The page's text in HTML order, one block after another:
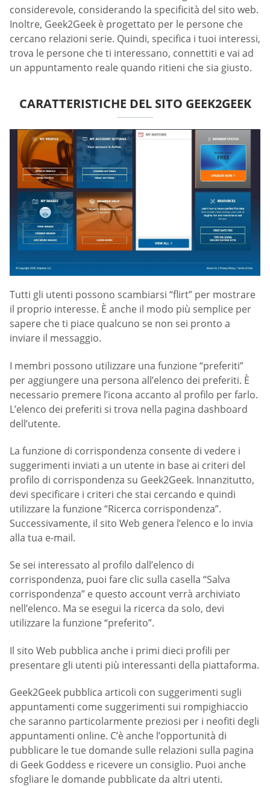
considerevole, considerando la specificità del sito web.
Inoltre, Geek2Geek è progettato per le persone che
cercano relazioni serie. Quindi, specifica i tuoi interessi,
trova le persone che ti interessano, connettiti e vai ad
un appuntamento reale quando ritieni che sia giusto.
CARATTERISTICHE DEL SITO GEEK2GEEK
Tutti gli utenti possono scambiarsi “flirt” per mostrare
il proprio interesse. È anche il modo più semplice per
sapere che ti piace qualcuno se non sei pronto a
inviare il messaggio.
I membri possono utilizzare una funzione “preferiti”
per aggiungere una persona all’elenco dei preferiti. È
necessario premere l’icona accanto al profilo per farlo.
L’elenco dei preferiti si trova nella pagina dashboard
dell’utente.
La funzione di corrispondenza consente di vedere i
suggerimenti inviati a un utente in base ai criteri del
profilo di corrispondenza su Geek2Geek. Innanzitutto,
devi specificare i criteri che stai cercando e quindi
utilizzare la funzione “Ricerca corrispondenza”.
Successivamente, il sito Web genera l’elenco e lo invia
alla tua e-mail.
Se sei interessato al profilo dall’elenco di
corrispondenza, puoi fare clic sulla casella “Salva
corrispondenza” e questo account verrà archiviato
nell’elenco. Ma se esegui la ricerca da solo, devi
utilizzare la funzione “preferito”.
Il sito Web pubblica anche i primi dieci profili per
presentare gli utenti più interessanti della piattaforma.
Geek2Geek pubblica articoli con suggerimenti sugli
appuntamenti come suggerimenti sui rompighiaccio
che saranno particolarmente preziosi per i neofiti degli
appuntamenti online. C’è anche l’opportunità di
pubblicare le tue domande sulle relazioni sulla pagina
di Geek Goddess e ricevere un consiglio. Puoi anche
sfogliare le domande pubblicate da altri utenti.